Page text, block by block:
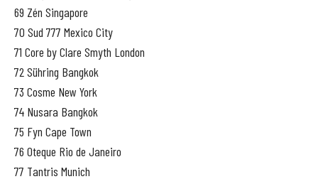
69 Zén Singapore
70 Sud 777 Mexico City
71 Core by Clare Smyth London
72 Sühring Bangkok
73 Cosme New York
74 Nusara Bangkok
75 Fyn Cape Town
76 Oteque Rio de Janeiro
77 Tantris Munich